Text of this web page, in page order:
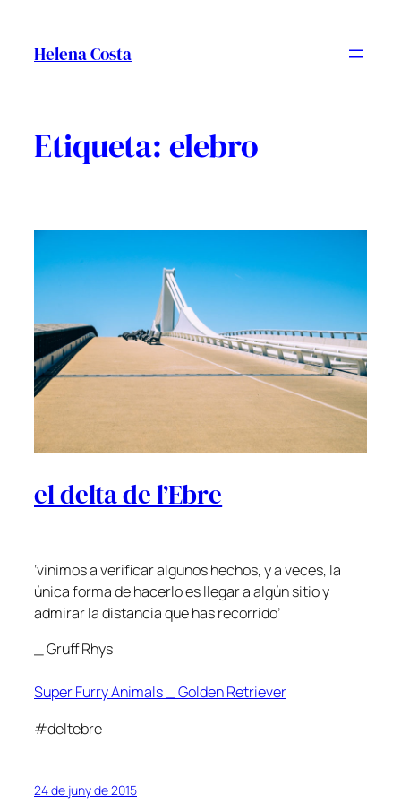
contingut
Helena Costa
Etiqueta: elebro
el delta de l’Ebre
‘vinimos a verificar algunos hechos, y a veces, la
única forma de hacerlo es llegar a algún sitio y
admirar la distancia que has recorrido’
_ Gruff Rhys
Super Furry Animals _ Golden Retriever
#deltebre
24 de juny de 2015